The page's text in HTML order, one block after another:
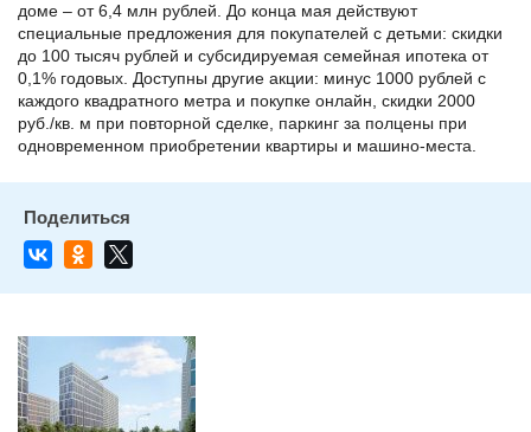
доме – от 6,4 млн рублей. До конца мая действуют
специальные предложения для покупателей с детьми: скидки
до 100 тысяч рублей и субсидируемая семейная ипотека от
0,1% годовых. Доступны другие акции: минус 1000 рублей с
каждого квадратного метра и покупке онлайн, скидки 2000
руб./кв. м при повторной сделке, паркинг за полцены при
одновременном приобретении квартиры и машино-места.